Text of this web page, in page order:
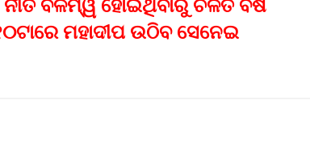
ନୀତି ବିଳମ୍ୱ ହୋଇଥିବାରୁ ଚଳିତ ବର୍ଷ
ମହାଦୀପ ଉଠିବ ସେନେଇ